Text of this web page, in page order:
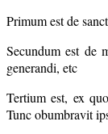
Primum est de
Secundum est de
generandi, etc
Tertium est, ex
Tunc obumbravit